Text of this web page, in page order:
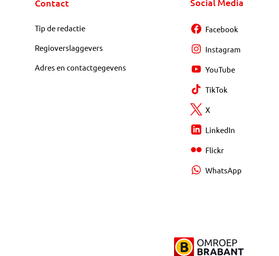
Contact
Tip de redactie
Regioverslaggevers
Adres en contactgegevens
Facebook
Instagram
YouTube
TikTok
X
LinkedIn
Flickr
WhatsApp